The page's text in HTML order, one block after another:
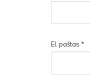
El. paštas *